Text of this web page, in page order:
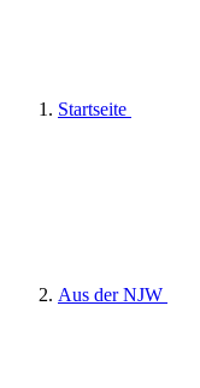
Startseite
Aus der NJW